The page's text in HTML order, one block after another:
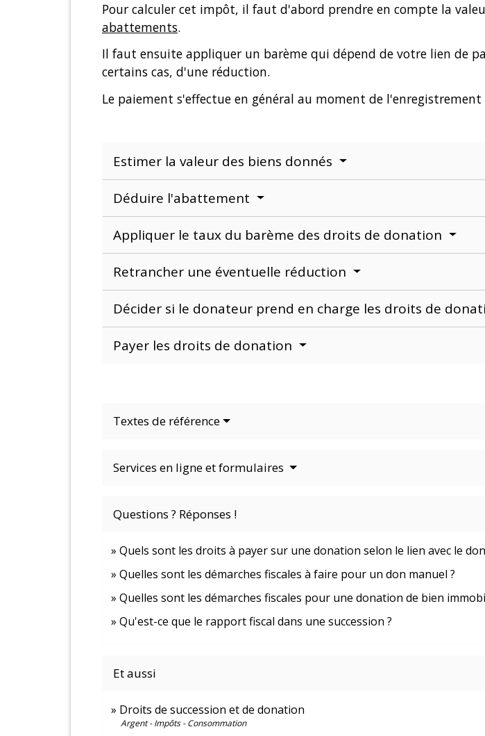
Pour calculer cet impôt, il faut d'abord prendre en compte la
abattements.
Il faut ensuite appliquer un barème qui dépend de votre lien de
certains cas, d'une réduction.
Le paiement s'effectue en général au moment de
Estimer la valeur des biens donnés
Déduire l'abattement
Appliquer le taux du barème des droits de donation
Retrancher une éventuelle réduction
Décider si le donateur prend en charge les droits de
Payer les droits de donation
Textes de référence
Services en ligne et formulaires
Questions ? Réponses !
Quels sont les droits à payer sur une donation selon le lien avec le
Quelles sont les démarches fiscales à faire pour un don manuel ?
Quelles sont les démarches fiscales pour une donation de bien
Qu'est-ce que le rapport fiscal dans une succession ?
Et aussi
Droits de succession et de donation
Argent - Impôts - Consommation